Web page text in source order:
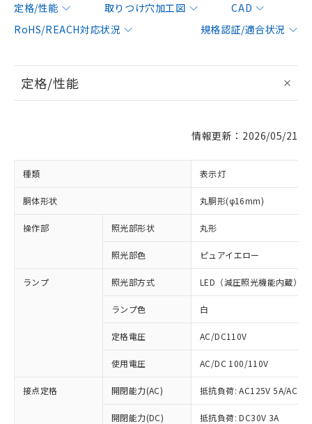
定格/性能 取りつけ穴加工図
CAD
RoHS/REACH対応状況
規格認証/適合状況
定格/性能
情報更新：2026/05/21
種類 表示灯
胴体形状 丸胴形(φ16mm)
操作部 照光部形状 丸形
照光部色 ピュアイエロー
ランプ 照光部方式 LED（減圧照光機能内蔵）
ランプ色 白
定格電圧 AC/DC110V
使用電圧 AC/DC 100/110V
接点定格 開閉能力(AC) 抵抗負荷: AC125V 5A/
開閉能力(DC) 抵抗負荷: DC30V 3A